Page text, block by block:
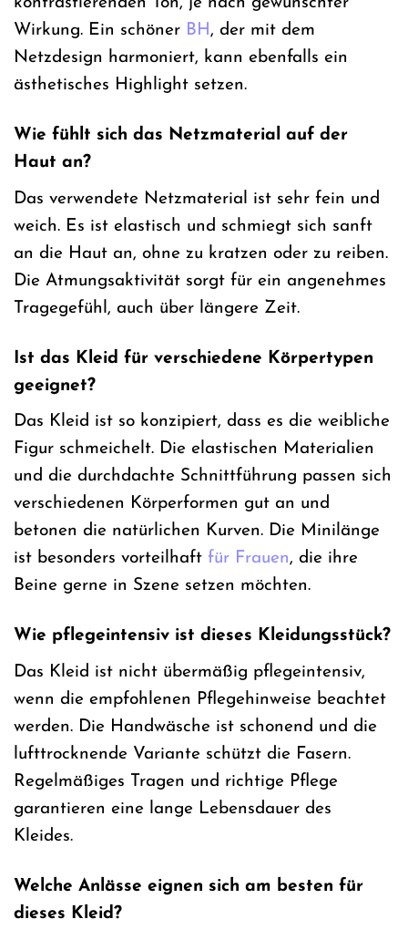
Wirkung. Ein schöner BH, der mit dem
Netzdesign harmoniert, kann ebenfalls ein
ästhetisches Highlight setzen.
Wie fühlt sich das Netzmaterial auf der
Haut an?
Das verwendete Netzmaterial ist sehr fein und
weich. Es ist elastisch und schmiegt sich sanft
an die Haut an, ohne zu kratzen oder zu reiben.
Die Atmungsaktivität sorgt für ein angenehmes
Tragegefühl, auch über längere Zeit.
Ist das Kleid für verschiedene Körpertypen
geeignet?
Das Kleid ist so konzipiert, dass es die weibliche
Figur schmeichelt. Die elastischen Materialien
und die durchdachte Schnittführung passen sich
verschiedenen Körperformen gut an und
betonen die natürlichen Kurven. Die Minilänge
ist besonders vorteilhaft für Frauen, die ihre
Beine gerne in Szene setzen möchten.
Wie pflegeintensiv ist dieses Kleidungsstück?
Das Kleid ist nicht übermäßig pflegeintensiv,
wenn die empfohlenen Pflegehinweise beachtet
werden. Die Handwäsche ist schonend und die
lufttrocknende Variante schützt die Fasern.
Regelmäßiges Tragen und richtige Pflege
garantieren eine lange Lebensdauer des
Kleides.
Welche Anlässe eignen sich am besten für
dieses Kleid?